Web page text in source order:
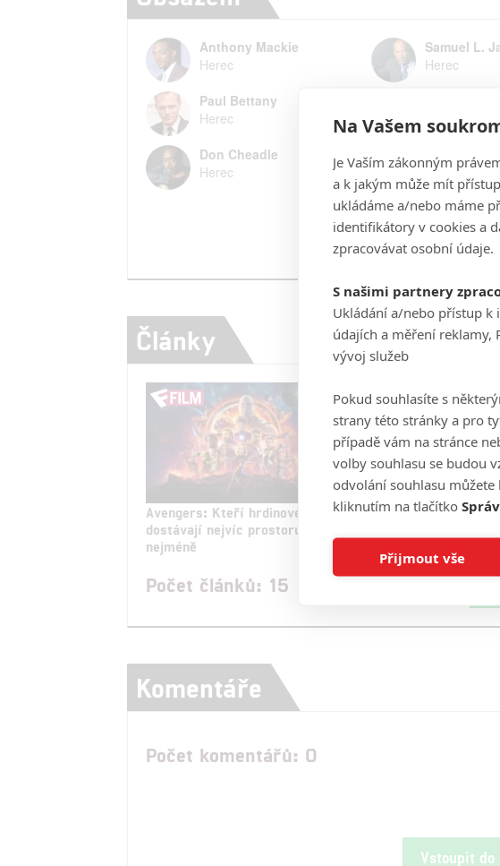
Anthony Mackie
Herec
Samuel L.
Herec
Paul Bettany
Herec
Herec
Don Cheadle
Herec
Idris Elba
Herec
Celé
Články
Avengers: Kteří hrdinové
dostávají nejvíc prostoru, kteří
nejméně
The Nevers: Joss
Počet článků: 15
Komentáře
Počet komentářů: 0
Vstoupit do
Na Vašem
Je Vaším zákonným
a k jakým může mít
ukládáme a/nebo máme
identifikátory v cookies a
zpracovávat osobní údaje.
S našimi partnery
Ukládání a/nebo přístup k
údajích a měření reklamy,
vývoj služeb
Pokud souhlasíte s
strany této stránky a pro
případě vám na stránce
volby souhlasu se budou
odvolání souhlasu
kliknutím na tlačítko
Přijmout vše